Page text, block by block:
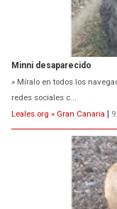
Minni desaparecido
» Míralo en todos los
redes sociales c...
Leales.org » Gran Canaria